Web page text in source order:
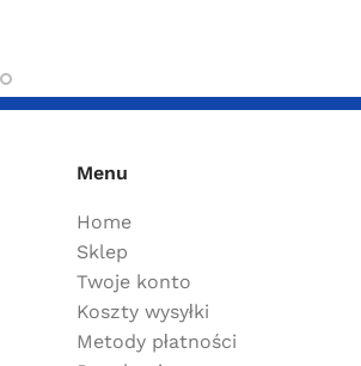
Menu
Home
Sklep
Twoje konto
Koszty wysyłki
Metody płatności